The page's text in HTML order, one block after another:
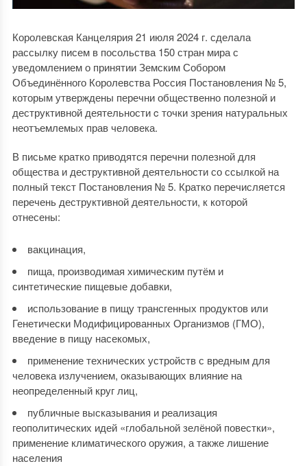
Королевская Канцелярия 21 июля 2024 г. сделала
рассылку писем в посольства 150 стран мира с
уведомлением о принятии Земским Собором
Объединённого Королевства Россия Постановления № 5,
которым утверждены перечни общественно полезной и
деструктивной деятельности c точки зрения натуральных
неотъемлемых прав человека.
В письме кратко приводятся перечни полезной для
общества и деструктивной деятельности со ссылкой на
полный текст Постановления № 5. Кратко перечисляется
перечень деструктивной деятельности, к которой
отнесены:
вакцинация,
пища, производимая химическим путём и
синтетические пищевые добавки,
использование в пищу трансгенных продуктов или
Генетически Модифицированных Организмов (ГМО),
введение в пищу насекомых,
применение технических устройств с вредным для
человека излучением, оказывающих влияние на
неопределенный круг лиц,
публичные высказывания и реализация
геополитических идей «глобальной зелёной повестки»,
применение климатического оружия, а также лишение
населения